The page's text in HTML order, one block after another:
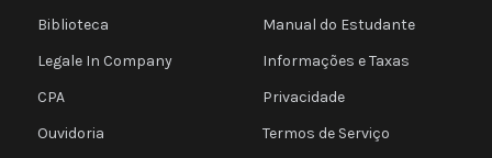
Biblioteca
Legale In Company
CPA
Ouvidoria
Manual do Estudante
Informações e Taxas
Privacidade
Termos de Serviço